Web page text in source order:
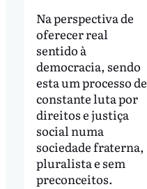
Na perspectiva de
oferecer real
sentido à
democracia, sendo
esta um processo de
constante luta por
direitos e justiça
social numa
sociedade fraterna,
pluralista e sem
preconceitos.